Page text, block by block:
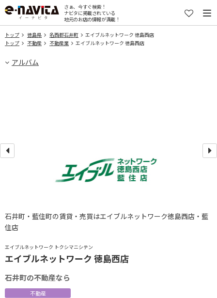
さぁ、今すぐ検索！
ナビタに掲載されている
地元のお店の情報が満載！
トップ 徳島県 名西郡石井町
エイブルネットワーク 徳島西店
トップ
不動産 不動産業 エイブルネットワーク 徳島西店
アルバム
エイブルネットワーク トクシマニシテン
エイブルネットワーク 徳島西店
石井町の不動産なら
不動産
石井町・藍住町の賃貸・売買はエイブルネットワーク徳島西店・藍
住店